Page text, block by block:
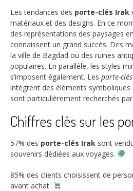
Les tendances des porte-clés Irak
matériaux et des designs. En ce
des représentations des paysages
connaissent un grand succès. Des
la ville de Bagdad ou des ruines
populaires. En parallèle, les styles
s’imposent également. Les porte-
intègrent des éléments symboliques
sont particulièrement recherchés
Chiffres clés sur les
57% des porte-clés Irak sont
souvenirs dédiées aux voyages.
85% des clients choisissent de
avant achat.